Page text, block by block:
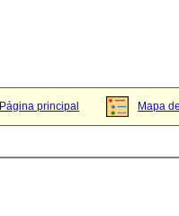
Página principal Mapa